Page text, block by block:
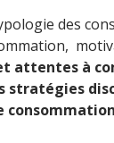
des
attentes à
stratégies